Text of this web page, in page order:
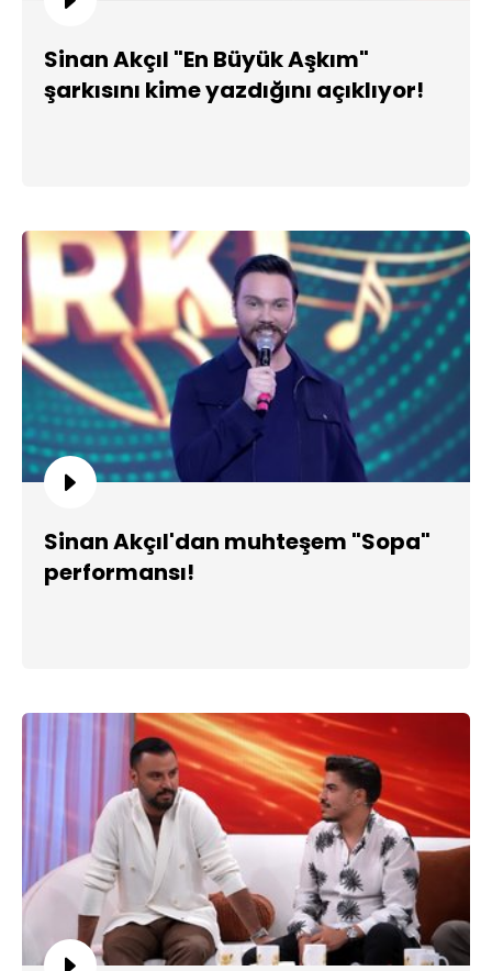
Sinan Akçıl "En Büyük Aşkım"
şarkısını kime yazdığını açıklıyor!
Sinan Akçıl'dan muhteşem "Sopa"
performansı!